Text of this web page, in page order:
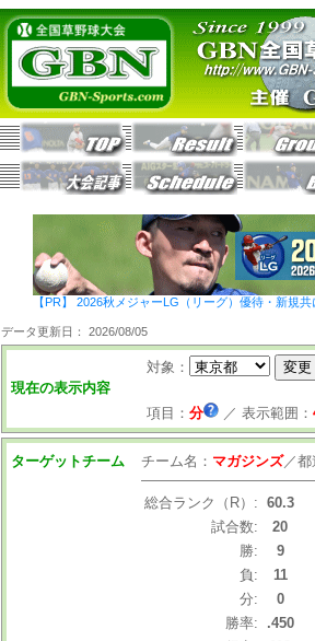
【PR】 2026秋メジャーLG（リーグ）優待・新規
データ更新日： 2026/08/05
現在の表示内容
対象：
項目： 分 ／ 表示範囲：
ターゲットチーム チーム名： マガジンズ／都
総合ランク（R）: 60.3
試合数:
20
勝:
9
負:
11
分:
0
勝率:
.450